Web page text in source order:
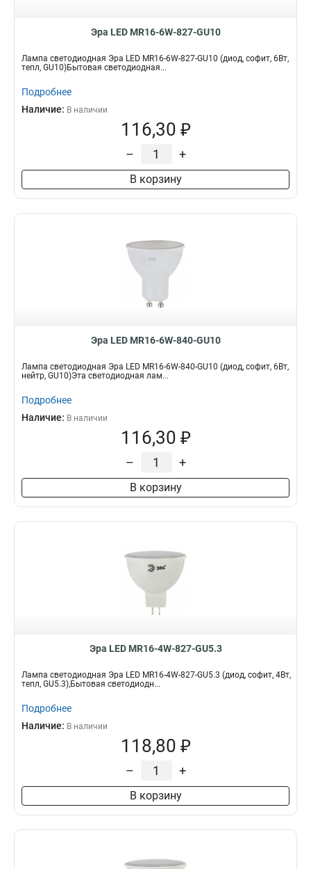
Эра LED MR16-6W-827-GU10
Лампа светодиодная Эра LED MR16-6W-827-GU10 (диод, софит, 6Вт,
тепл, GU10)Бытовая светодиодная...
Подробнее
Наличие: В наличии
116,30 ₽
– +
В корзину
Эра LED MR16-6W-840-GU10
Лампа светодиодная Эра LED MR16-6W-840-GU10 (диод, софит, 6Вт,
нейтр, GU10)Эта светодиодная лам...
Подробнее
Наличие: В наличии
116,30 ₽
– +
В корзину
Эра LED MR16-4W-827-GU5.3
Лампа светодиодная Эра LED MR16-4W-827-GU5.3 (диод, софит, 4Вт,
тепл, GU5.3),Бытовая светодиодн...
Подробнее
Наличие: В наличии
118,80 ₽
– +
В корзину